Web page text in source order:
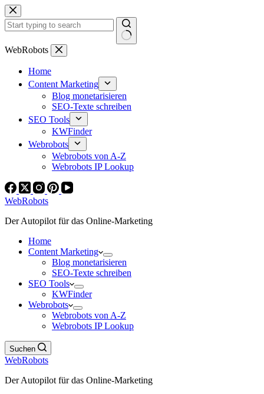
Zum
Inhalt
springen
Keine
WebRobots
Home
Content Marketing
Blog monetarisieren
SEO-Texte schreiben
SEO Tools
KWFinder
Webrobots
Webrobots von A-Z
Webrobots IP Lookup
WebRobots
Der Autopilot für das Online-Marketing
Home
Content Marketing
Blog monetarisieren
SEO-Texte schreiben
SEO Tools
KWFinder
Webrobots
Webrobots von A-Z
Webrobots IP Lookup
Suchen
WebRobots
Der Autopilot für das Online-Marketing